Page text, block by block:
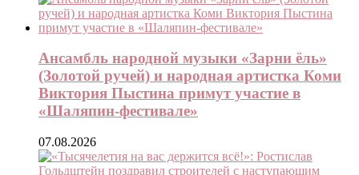
Ансамбль народной музыки «Зарни ёль»
(Золотой ручей) и народная артистка Коми
Виктория Пыстина примут участие в
«Шаляпин-фестивале»
07.08.2026